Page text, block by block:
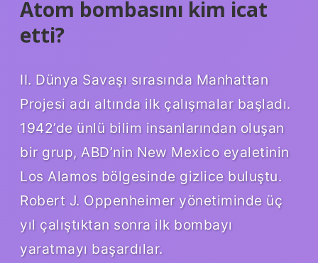
Atom bombasını kim icat
etti?
II. Dünya Savaşı sırasında Manhattan
Projesi adı altında ilk çalışmalar başladı.
1942’de ünlü bilim insanlarından oluşan
bir grup, ABD’nin New Mexico eyaletinin
Los Alamos bölgesinde gizlice buluştu.
Robert J. Oppenheimer yönetiminde üç
yıl çalıştıktan sonra ilk bombayı
yaratmayı başardılar.